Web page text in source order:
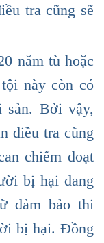
tra cũng sẽ
năm tù hoặc
này còn có
sản. Bởi vậy,
điều tra cũng
chiếm đoạt
bị hại đang
đảm bảo thi
bị hại. Đồng